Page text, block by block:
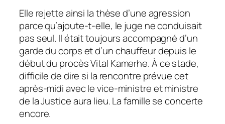
Elle rejette ainsi la thèse d’une agression
parce qu’ajoute-t-elle, le juge ne conduisait
pas seul. Il était toujours accompagné d’un
garde du corps et d’un chauffeur depuis le
début du procès Vital Kamerhe. À ce stade,
difficile de dire si la rencontre prévue cet
après-midi avec le vice-ministre et ministre
de la Justice aura lieu. La famille se concerte
encore.